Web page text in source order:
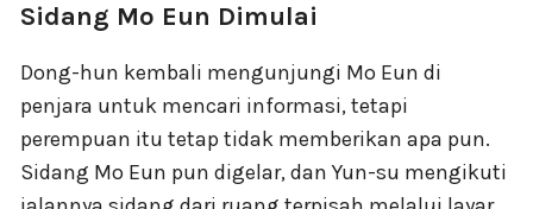
Sidang Mo Eun Dimulai
Dong-hun kembali mengunjungi Mo Eun di
penjara untuk mencari informasi, tetapi
perempuan itu tetap tidak memberikan apa pun.
Sidang Mo Eun pun digelar, dan Yun-su mengikuti